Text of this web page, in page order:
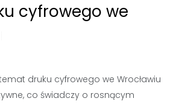
cyfrowego we
druku cyfrowego we Wrocławiu
co świadczy o rosnącym